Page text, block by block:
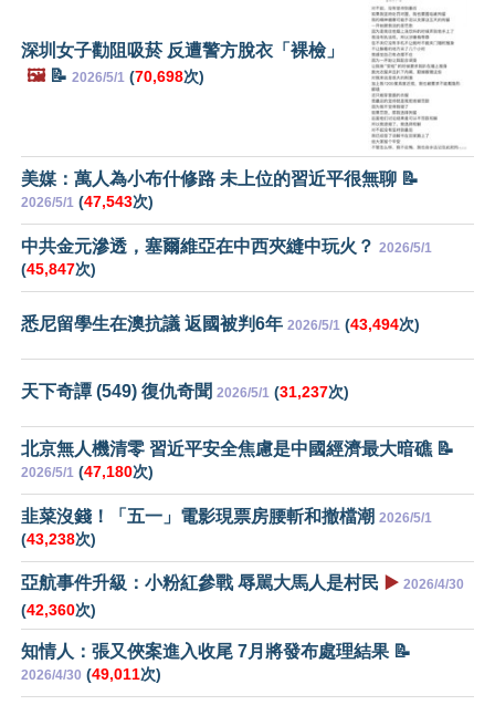
深圳女子勸阻吸菸 反遭警方脫衣「裸檢」
🖼️📝 2026/5/1 (70,698次)
美媒：萬人為小布什修路 未上位的習近平很無聊 📝
2026/5/1 (47,543次)
中共金元滲透，塞爾維亞在中西夾縫中玩火？ 2026/5/1
(45,847次)
悉尼留學生在澳抗議 返國被判6年 2026/5/1 (43,494次)
天下奇譚 (549) 復仇奇聞 2026/5/1 (31,237次)
北京無人機清零 習近平安全焦慮是中國經濟最大暗礁 📝
2026/5/1 (47,180次)
韭菜沒錢！「五一」電影現票房腰斬和撤檔潮 2026/5/1
(43,238次)
亞航事件升級：小粉紅參戰 辱駡大馬人是村民 ▶️ 2026/4/30
(42,360次)
知情人：張又俠案進入收尾 7月將發布處理結果 📝
2026/4/30 (49,011次)